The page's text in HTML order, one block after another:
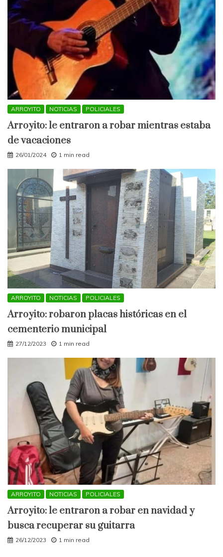
ARROYITO NOTICIAS POLICIALES
Arroyito: le entraron a robar mientras estaba
de vacaciones
26/01/2024 1 min read
ARROYITO NOTICIAS POLICIALES
Arroyito: robaron placas históricas en el
cementerio municipal
27/12/2023 1 min read
ARROYITO NOTICIAS POLICIALES
Arroyito: le entraron a robar en navidad y
busca recuperar su guitarra
26/12/2023 1 min read